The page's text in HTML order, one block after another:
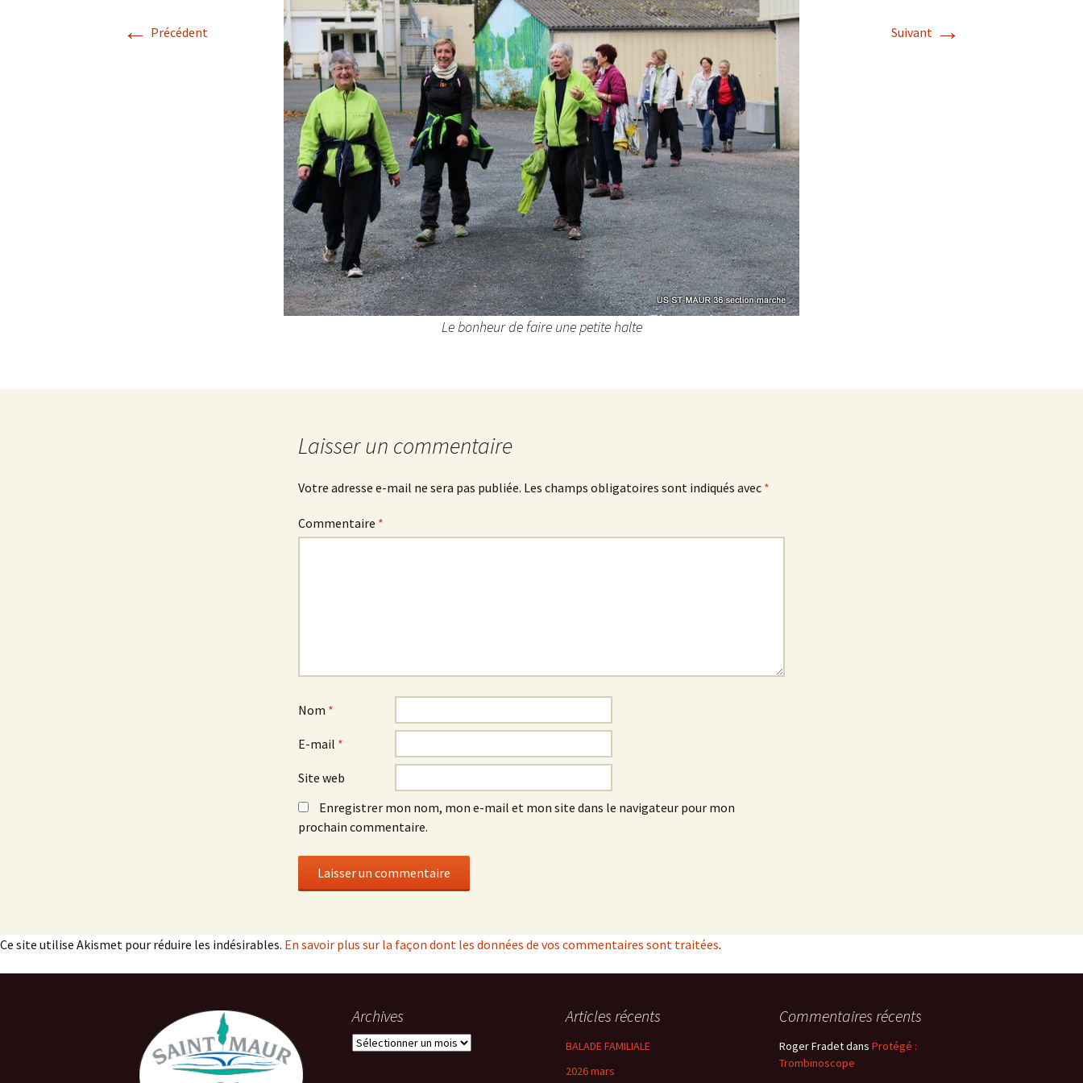
← Précédent Suivant →
Le bonheur de faire une petite halte
Laisser un commentaire
Votre adresse e-mail ne sera pas publiée. Les champs obligatoires sont indiqués avec *
Commentaire *
Nom *
E-mail *
Site web
Enregistrer mon nom, mon e-mail et mon site dans le navigateur pour mon
prochain commentaire.
Ce site utilise Akismet pour réduire les indésirables. En savoir plus sur la façon dont les données de vos commentaires sont traitées.
Archives
Archives
Articles récents
BALADE FAMILIALE
2026 mars
Commentaires récents
Roger Fradetdans Protégé :
Trombinoscope